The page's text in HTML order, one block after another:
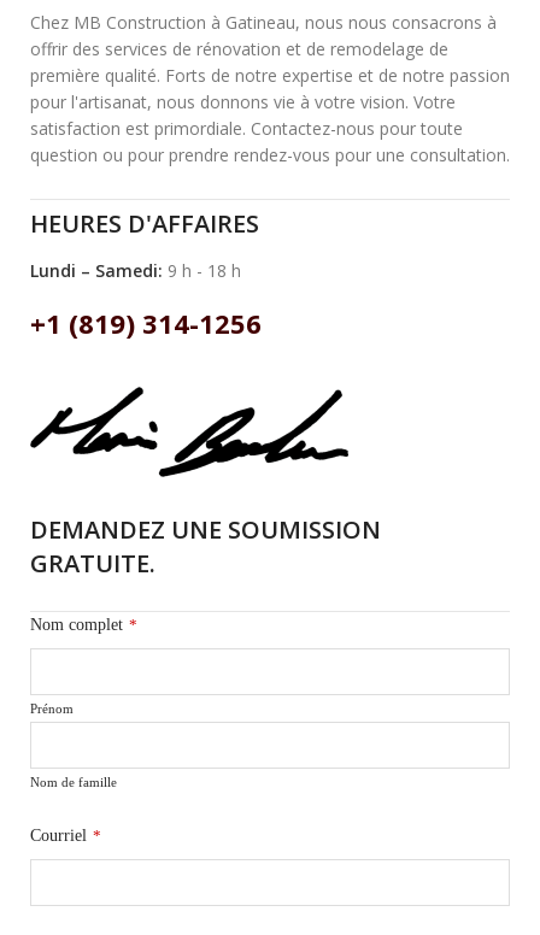
Chez MB Construction à Gatineau, nous nous consacrons à
offrir des services de rénovation et de remodelage de
première qualité. Forts de notre expertise et de notre passion
pour l'artisanat, nous donnons vie à votre vision. Votre
satisfaction est primordiale. Contactez-nous pour toute
question ou pour prendre rendez-vous pour une consultation.
HEURES D'AFFAIRES
Lundi – Samedi: 9 h - 18 h
+1 (819) 314-1256
DEMANDEZ UNE SOUMISSION
GRATUITE.
Nom complet *
Prénom
Nom de famille
Courriel *